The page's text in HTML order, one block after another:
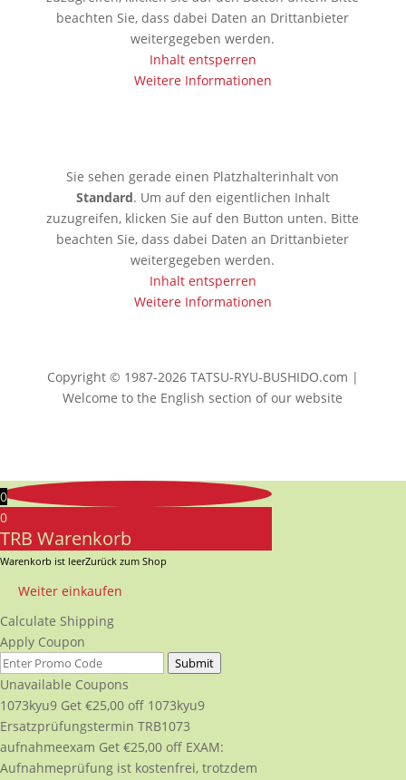
beachten Sie, dass dabei Daten an Drittanbieter
weitergegeben werden.
Inhalt entsperren
Weitere Informationen
Sie sehen gerade einen Platzhalterinhalt von
Standard. Um auf den eigentlichen Inhalt
zuzugreifen, klicken Sie auf den Button unten. Bitte
beachten Sie, dass dabei Daten an Drittanbieter
weitergegeben werden.
Inhalt entsperren
Weitere Informationen
Copyright © 1987-2026 TATSU-RYU-BUSHIDO.com |
Welcome to the English section of our website
0
0
TRB Warenkorb
Warenkorb ist leerZurück zum Shop
Weiter einkaufen
Calculate Shipping
Apply Coupon
Submit
Unavailable Coupons
1073kyu9 Get €25,00 off 1073kyu9
Ersatzprüfungstermin TRB1073
aufnahmeexam Get €25,00 off EXAM:
Aufnahmeprüfung ist kostenfrei, trotzdem